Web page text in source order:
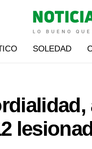
SOLEDAD